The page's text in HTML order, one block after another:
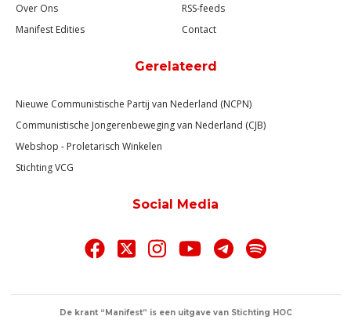
Over Ons
Manifest Edities
RSS-feeds
Contact
Gerelateerd
Nieuwe Communistische Partij van Nederland (NCPN)
Communistische Jongerenbeweging van Nederland (CJB)
Webshop - Proletarisch Winkelen
Stichting VCG
Social Media
De krant “Manifest” is een uitgave van Stichting HOC